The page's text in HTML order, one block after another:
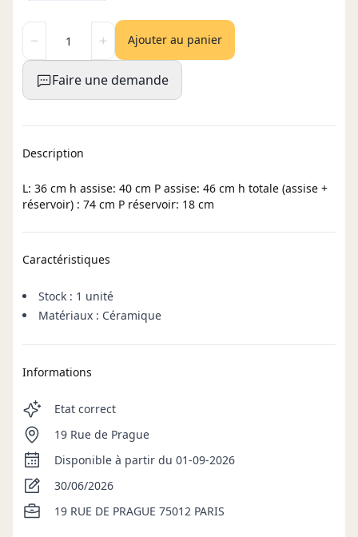
Ajouter au panier
Faire une demande
Description
L: 36 cm h assise: 40 cm P assise: 46 cm h totale (assise +
réservoir) : 74 cm P réservoir: 18 cm
Caractéristiques
Stock : 1 unité
Matériaux : Céramique
Informations
Etat correct
19 Rue de Prague
Disponible à partir du 01-09-2026
30/06/2026
19 RUE DE PRAGUE 75012 PARIS